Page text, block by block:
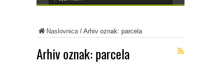
Naslovnica/ Arhiv oznak: parcela
Arhiv oznak: parcela